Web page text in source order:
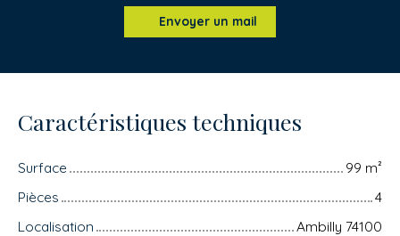
Envoyer un mail
Caractéristiques techniques
Surface 99 m²
Pièces
4
Localisation
Ambilly 74100